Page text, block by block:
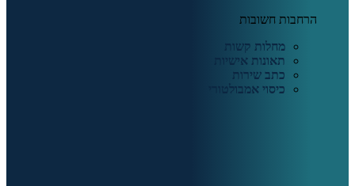
הרחבות חשובות
מחלות קשות
תאונות אישיות
כתב שירות
כיסוי אמבולטורי